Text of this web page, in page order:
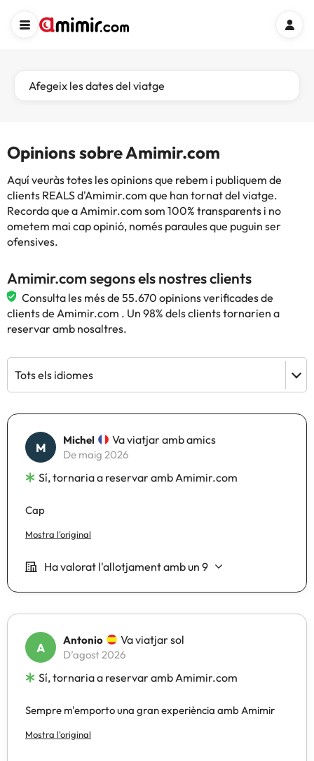
Afegeix les dates del viatge
Opinions sobre Amimir.com
Aquí veuràs totes les opinions que rebem i publiquem de
clients REALS d'Amimir.com que han tornat del viatge.
Recorda que a Amimir.com som 100% transparents i no
ometem mai cap opinió, només paraules que puguin ser
ofensives.
Amimir.com segons els nostres clients
Consulta les més de 55.670 opinions verificades de
clients de Amimir.com . Un 98% dels clients tornarien a
reservar amb nosaltres.